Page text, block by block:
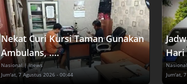
Nekat Curi Kursi Taman Gunakan
Ambulans, ....
Nasional | inews
Jum'at, 7 Agustus 2026 - 00:44
Hari
Nasional
Jum'at,